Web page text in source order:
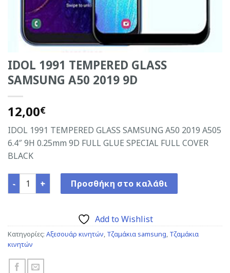
IDOL 1991 TEMPERED GLASS
SAMSUNG A50 2019 9D
12,00€
IDOL 1991 TEMPERED GLASS SAMSUNG A50 2019 Α505
6.4″ 9H 0.25mm 9D FULL GLUE SPECIAL FULL COVER
BLACK
IDOL 1991 TEMPERED GLASS SAMSUNG A50 2019 9D
Προσθήκη στο καλάθι
Add to Wishlist
Κατηγορίες: Αξεσουάρ κινητών, Τζαμάκια samsung, Τζαμάκια
κινητών